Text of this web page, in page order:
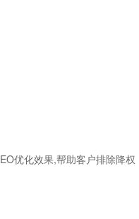
优化效果,帮助客户排除降权